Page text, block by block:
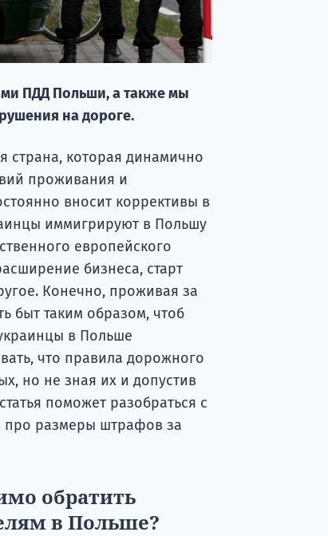
ПДД Польши, а также мы
на дороге.
страна, которая динамично
проживания и
вносит коррективы в
иммигрируют в Польшу
европейского
бизнеса, старт
Конечно, проживая за
быт таким образом, чтоб
в Польше
что правила дорожного
но не зная их и допустив
поможет разобраться с
размеры штрафов за
обратить
в Польше?